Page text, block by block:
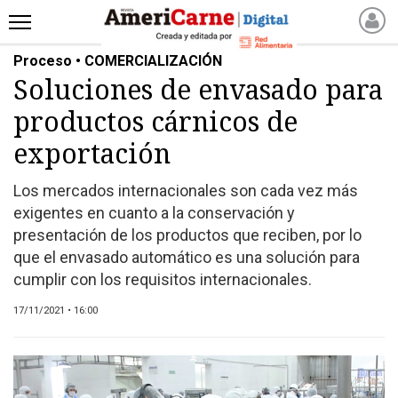
INICIO
NOTICIAS RECIENTES
NOTICIAS
ARTICULOS
PRODUCCIÓN
PROCESO
PRODUCTO
NUEVOS PRODUCTOS
MARKETPLACE
REVISTAS
CATÁLOGO DE CORTES
DE CARNE VACUNA
Proceso • COMERCIALIZACIÓN
Soluciones de envasado para
productos cárnicos de
exportación
Los mercados internacionales son cada vez más
exigentes en cuanto a la conservación y
presentación de los productos que reciben, por lo
que el envasado automático es una solución para
cumplir con los requisitos internacionales.
17/11/2021 • 16:00